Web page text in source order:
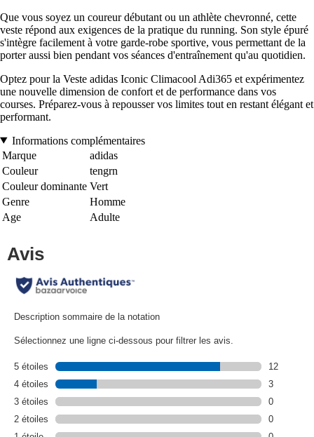
Que vous soyez un coureur débutant ou un athlète chevronné, cette
veste répond aux exigences de la pratique du running. Son style épuré
s'intègre facilement à votre garde-robe sportive, vous permettant de la
porter aussi bien pendant vos séances d'entraînement qu'au quotidien.
Optez pour la Veste adidas Iconic Climacool Adi365 et expérimentez
une nouvelle dimension de confort et de performance dans vos
courses. Préparez-vous à repousser vos limites tout en restant élégant et
performant.
Informations complémentaires
Marque
adidas
Couleur
tengrn
Couleur dominante Vert
Genre
Homme
Age
Adulte